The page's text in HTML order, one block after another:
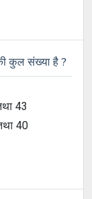
कुल संख्या है ?
43
40